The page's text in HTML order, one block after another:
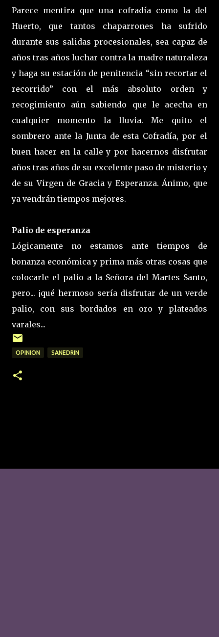
Parece mentira que una cofradía como la del
Huerto, que tantos chaparrones ha sufrido
durante sus salidas procesionales, sea capaz de
años tras años luchar contra la madre naturaleza
y haga su estación de penitencia “sin recortar el
recorrido” con el más absoluto orden y
recogimiento aún sabiendo que le acecha en
cualquier momento la lluvia. Me quito el
sombrero ante la Junta de esta Cofradía, por el
buen hacer en la calle y por hacernos disfrutar
años tras años de su excelente paso de misterio y
de su Virgen de Gracia y Esperanza. Ánimo, que
ya vendrán tiempos mejores.
Palio de esperanza
Lógicamente no estamos ante tiempos de
bonanza económica y prima más otras cosas que
colocarle el palio a la Señora del Martes Santo,
pero... ¡qué hermoso sería disfrutar de un verde
palio, con sus bordados en oro y plateados
varales...
OPINION SANEDRIN